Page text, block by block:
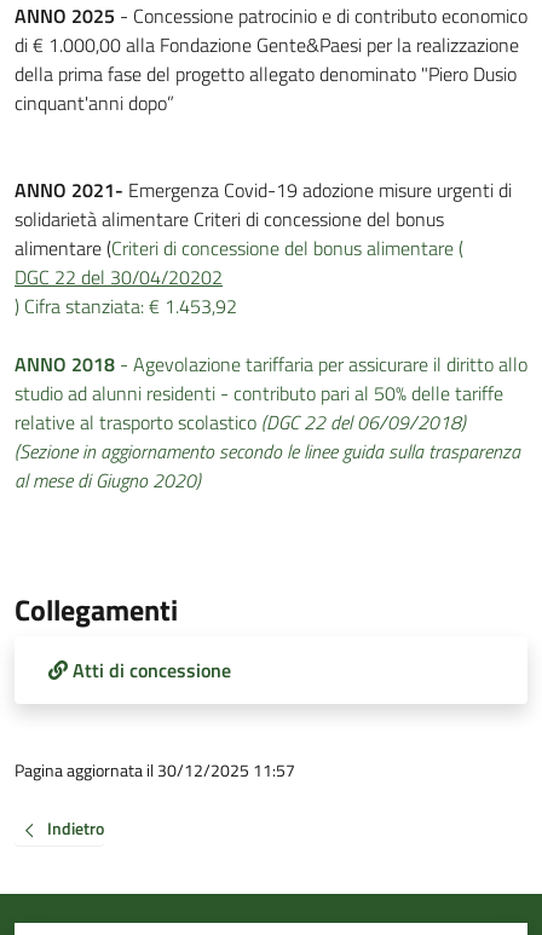
ANNO 2025 - Concessione patrocinio e di contributo economico
di € 1.000,00 alla Fondazione Gente&Paesi per la realizzazione
della prima fase del progetto allegato denominato "Piero Dusio
cinquant'anni dopo”
ANNO 2021- Emergenza Covid-19 adozione misure urgenti di
solidarietà alimentare Criteri di concessione del bonus
alimentare (Criteri di concessione del bonus alimentare (
DGC 22 del 30/04/20202
) Cifra stanziata: € 1.453,92
ANNO 2018 - Agevolazione tariffaria per assicurare il diritto allo
studio ad alunni residenti - contributo pari al 50% delle tariffe
relative al trasporto scolastico (DGC 22 del 06/09/2018)
(Sezione in aggiornamento secondo le linee guida sulla trasparenza
al mese di Giugno 2020)
Collegamenti
Atti di concessione
Pagina aggiornata il 30/12/2025 11:57
Indietro